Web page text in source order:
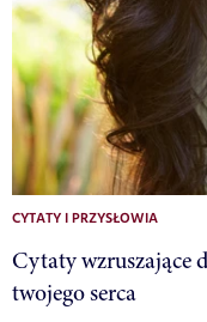
CYTATY I PRZYSŁOWIA
Cytaty wzruszające
twojego serca